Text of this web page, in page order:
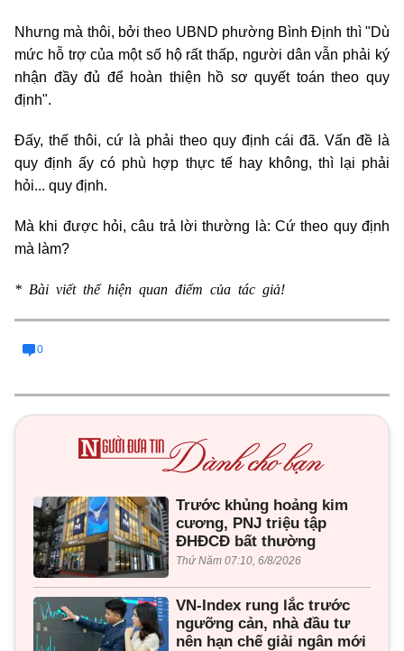
Nhưng mà thôi, bởi theo UBND phường Bình Định thì "Dù
mức hỗ trợ của một số hộ rất thấp, người dân vẫn phải ký
nhận đầy đủ để hoàn thiện hồ sơ quyết toán theo quy
định".
Đấy, thế thôi, cứ là phải theo quy định cái đã. Vấn đề là
quy định ấy có phù hợp thực tế hay không, thì lại phải
hỏi... quy định.
Mà khi được hỏi, câu trả lời thường là: Cứ theo quy định
mà làm?
* Bài viết thể hiện quan điểm của tác giả!
0
Trước khủng hoảng kim
cương, PNJ triệu tập
ĐHĐCĐ bất thường
Thứ Năm 07:10, 6/8/2026
VN-Index rung lắc trước
ngưỡng cản, nhà đầu tư
nên hạn chế giải ngân mới